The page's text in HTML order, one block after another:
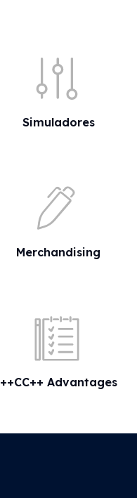
Simuladores
Merchandising
++CC++ Advantages